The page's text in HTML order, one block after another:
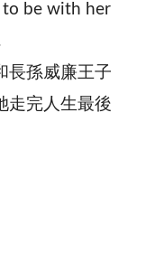
to be with her
長孫威廉王子
走完人生最後